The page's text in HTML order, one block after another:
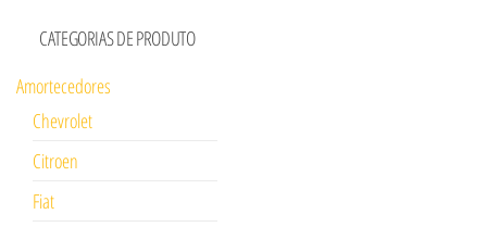
CATEGORIAS DE PRODUTO
Amortecedores
Chevrolet
Citroen
Fiat